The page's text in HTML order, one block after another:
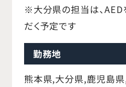
※大分県の担当は、
だく予定です
勤務地
熊本県,大分県,鹿児島